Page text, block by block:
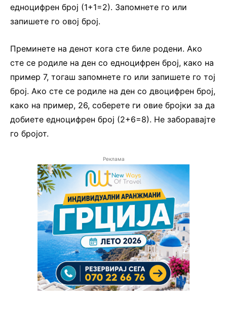
едноцифрен број (1+1=2). Запомнете го или
запишете го овој број.
Преминете на денот кога сте биле родени. Ако
сте се родиле на ден со едноцифрен број, како на
пример 7, тогаш запомнете го или запишете го тој
број. Ако сте се родиле на ден со двоцифрен број,
како на пример, 26, соберете ги овие бројки за да
добиете едноцифрен број (2+6=8). Не заборавајте
го бројот.
Реклама